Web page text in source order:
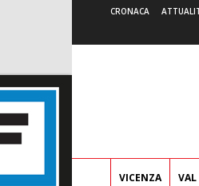
CRONACA
VICENZA VAL